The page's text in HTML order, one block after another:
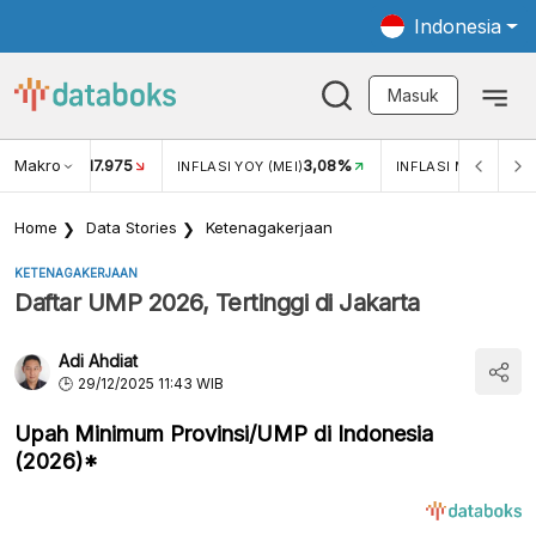
Indonesia
Masuk
Makro
USD/IDR 17.975 INFLASI YOY (MEI)3,08% INFLASI MOM (MEI)
Home Data Stories Ketenagakerjaan
KETENAGAKERJAAN
Daftar UMP 2026, Tertinggi di Jakarta
Adi Ahdiat
29/12/2025 11:43 WIB
Upah Minimum Provinsi/UMP di Indonesia
(2026)*